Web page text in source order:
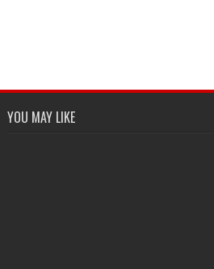
YOU MAY LIKE